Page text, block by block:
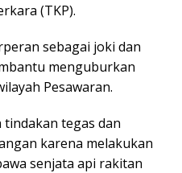
(TKP).
sebagai joki dan
menguburkan
Pesawaran.
tindakan tegas dan
karena melakukan
senjata api rakitan